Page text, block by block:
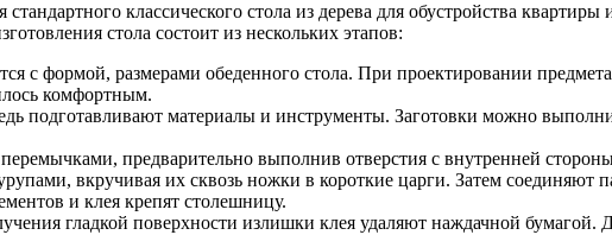
стандартного классического стола из дерева для обустройства
стола состоит из нескольких этапов:
с формой, размерами обеденного стола. При проектировании
комфортным.
подготавливают материалы и инструменты. Заготовки можно
предварительно выполнив отверстия с внутренней
вкручивая их сквозь ножки в короткие царги. Затем
и клея крепят столешницу.
гладкой поверхности излишки клея удаляют наждачной